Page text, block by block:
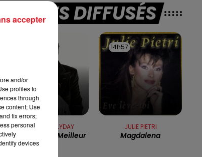
7h00 - 10h00
DEBOUT C'EST L'HEURE
TITRES DIFFUSÉS
JOHNNY HALLYDAY
Vivre Pour Le Meilleur
14h57
14h57
JULIE PIETRI
Magdalena
and/or
profiles to
through
content; Use
fix errors;
personal
devices
accepter